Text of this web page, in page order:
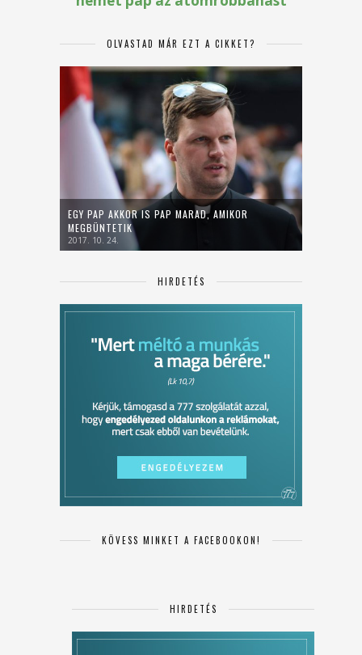
OLVASTAD MÁR EZT A CIKKET?
EGY PAP AKKOR IS PAP MARAD, AMIKOR
MEGBÜNTETIK
2017. 10. 24.
HIRDETÉS
KÖVESS MINKET A FACEBOOKON!
HIRDETÉS